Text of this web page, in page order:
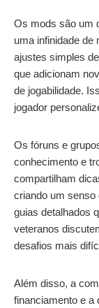
Os mods são um
uma infinidade
ajustes simples
que adicionam
de jogabilidade.
jogador
Os fóruns e
conhecimento e
compartilham
criando um senso
guias detalhados
veteranos
desafios mais
Além disso, a
financiamento e a